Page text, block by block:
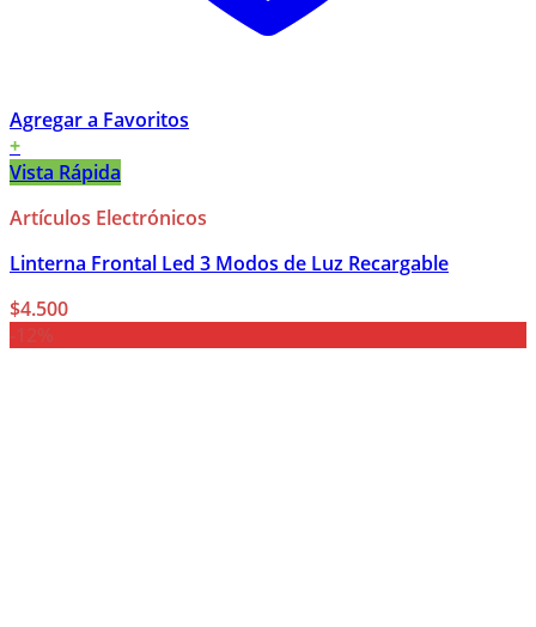
Agregar a Favoritos
+
Vista Rápida
Artículos Electrónicos
Linterna Frontal Led 3 Modos de Luz Recargable
$4.500